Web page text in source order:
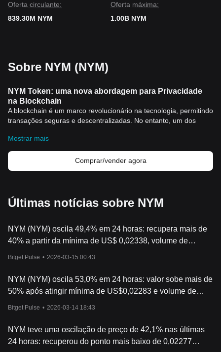
Oferta circulante:
839.30M NYM
Oferta máxima:
1.00B NYM
Sobre NYM (NYM)
NYM Token: uma nova abordagem para Privacidade
na Blockchain
A blockchain é um marco revolucionário na tecnologia, permitindo
transações seguras e descentralizadas. No entanto, um dos
NYM Token entra.
O que é NYM Token?
NYM é um token nativo do NYM Project - uma iniciativa focada
em redefinir a privacidade na blockchain. O token serve uma
Por que NYM Token é importante?
A importância do NYM Token é impulsionada pela necessidade
inovação maravilhosa, a natureza transparente da tecnologia
pode, paradoxalmente, criar problemas de privacidade. É aqui
NYM é projetado para atuar como incentivo para os participantes
de ações, desde processar transações até contribuir para o
desenvolvimento contínuo de protocolos. Em suma, o Token
Recursos principais do NYM Token
para a sua notoriedade:
Privacidade Além da Blockchain
- A principal proposta de valor
do NYM é a sua capacidade de oferecer privacidade em um nível
Mostrar mais
Comprar/vender agora
Últimas notícias sobre NYM
NYM (NYM) oscila 49,4% em 24 horas: recupera mais de
40% a partir da mínima de US$ 0,02338, volume de
Bitget Pulse • 2026-03-15 00:43
NYM (NYM) oscila 53,0% em 24 horas: valor sobe mais de
50% após atingir mínima de US$0,02283 e volume de
Bitget Pulse • 2026-03-14 18:43
NYM teve uma oscilação de preço de 42,1% nas últimas
24 horas: recuperou do ponto mais baixo de 0,02277